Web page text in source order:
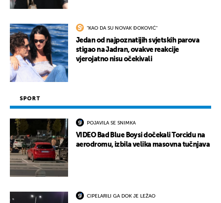
"KAO DA SU NOVAK ĐOKOVIĆ"
Jedan od najpoznatijih svjetskih parova
stigao na Jadran, ovakve reakcije
vjerojatno nisu očekivali
SPORT
POJAVILA SE SNIMKA
VIDEO Bad Blue Boysi dočekali Torcidu na
aerodromu, izbila velika masovna tučnjava
CIPELARILI GA DOK JE LEŽAO